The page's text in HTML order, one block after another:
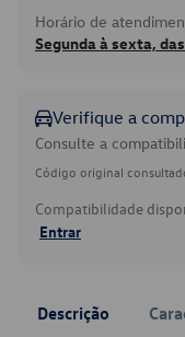
Horário de
Segunda à sexta,
Verifique a
Consulte a
Código original
Compatibilidade
Entrar
Descrição